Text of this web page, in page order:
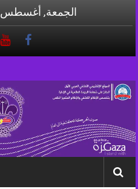
to
الجمعة, أغسطس 7, 2026
وكالة
الأنباء
الكشفية
–